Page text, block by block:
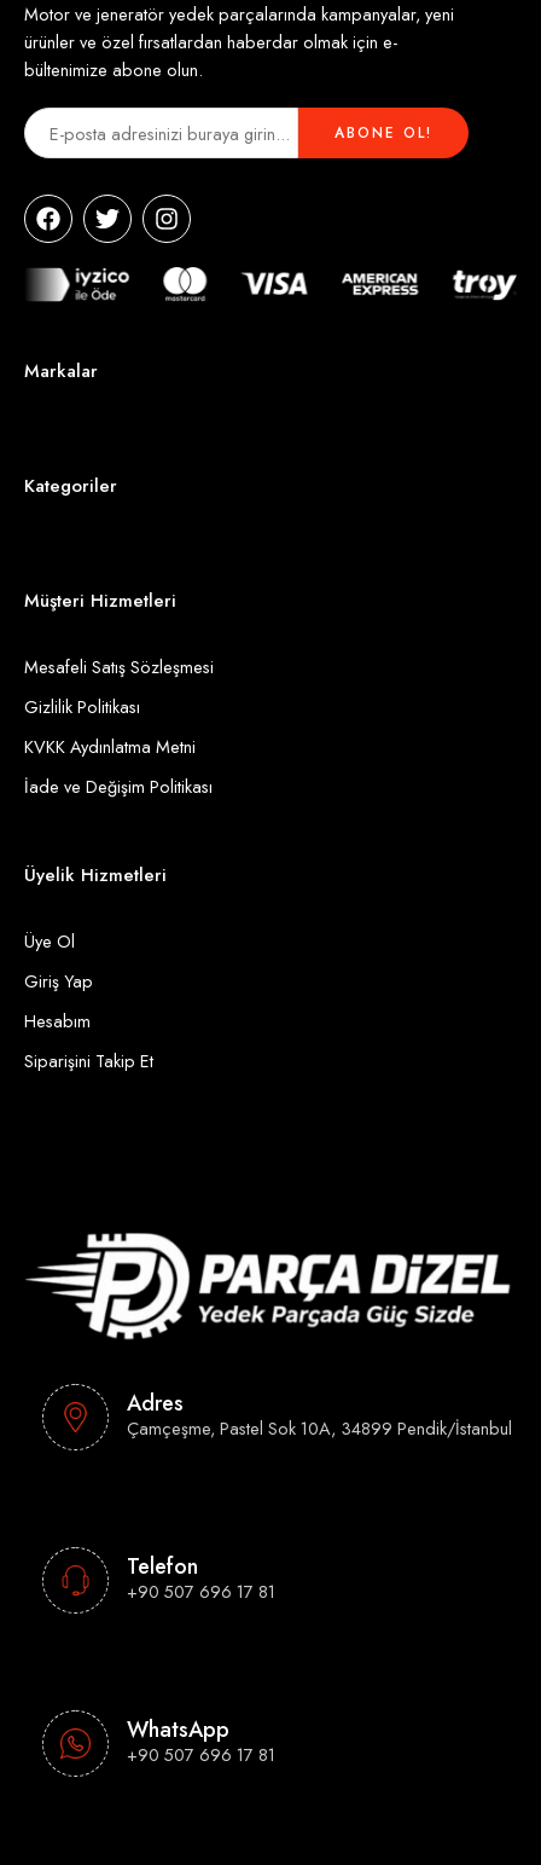
Motor ve jeneratör yedek parçalarında kampanyalar, yeni
ürünler ve özel fırsatlardan haberdar olmak için e-
bültenimize abone olun.
Markalar
Kategoriler
Müşteri Hizmetleri
Mesafeli Satış Sözleşmesi
Gizlilik Politikası
KVKK Aydınlatma Metni
İade ve Değişim Politikası
Üyelik Hizmetleri
Üye Ol
Giriş Yap
Hesabım
Siparişini Takip Et
Adres
Çamçeşme, Pastel Sok 10A, 34899 Pendik/İstanbul
Telefon
+90 507 696 17 81
WhatsApp
+90 507 696 17 81